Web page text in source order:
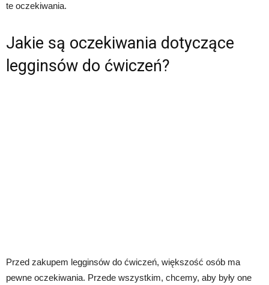
te oczekiwania.
Jakie są oczekiwania dotyczące
legginsów do ćwiczeń?
Przed zakupem legginsów do ćwiczeń, większość osób ma
pewne oczekiwania. Przede wszystkim, chcemy, aby były one